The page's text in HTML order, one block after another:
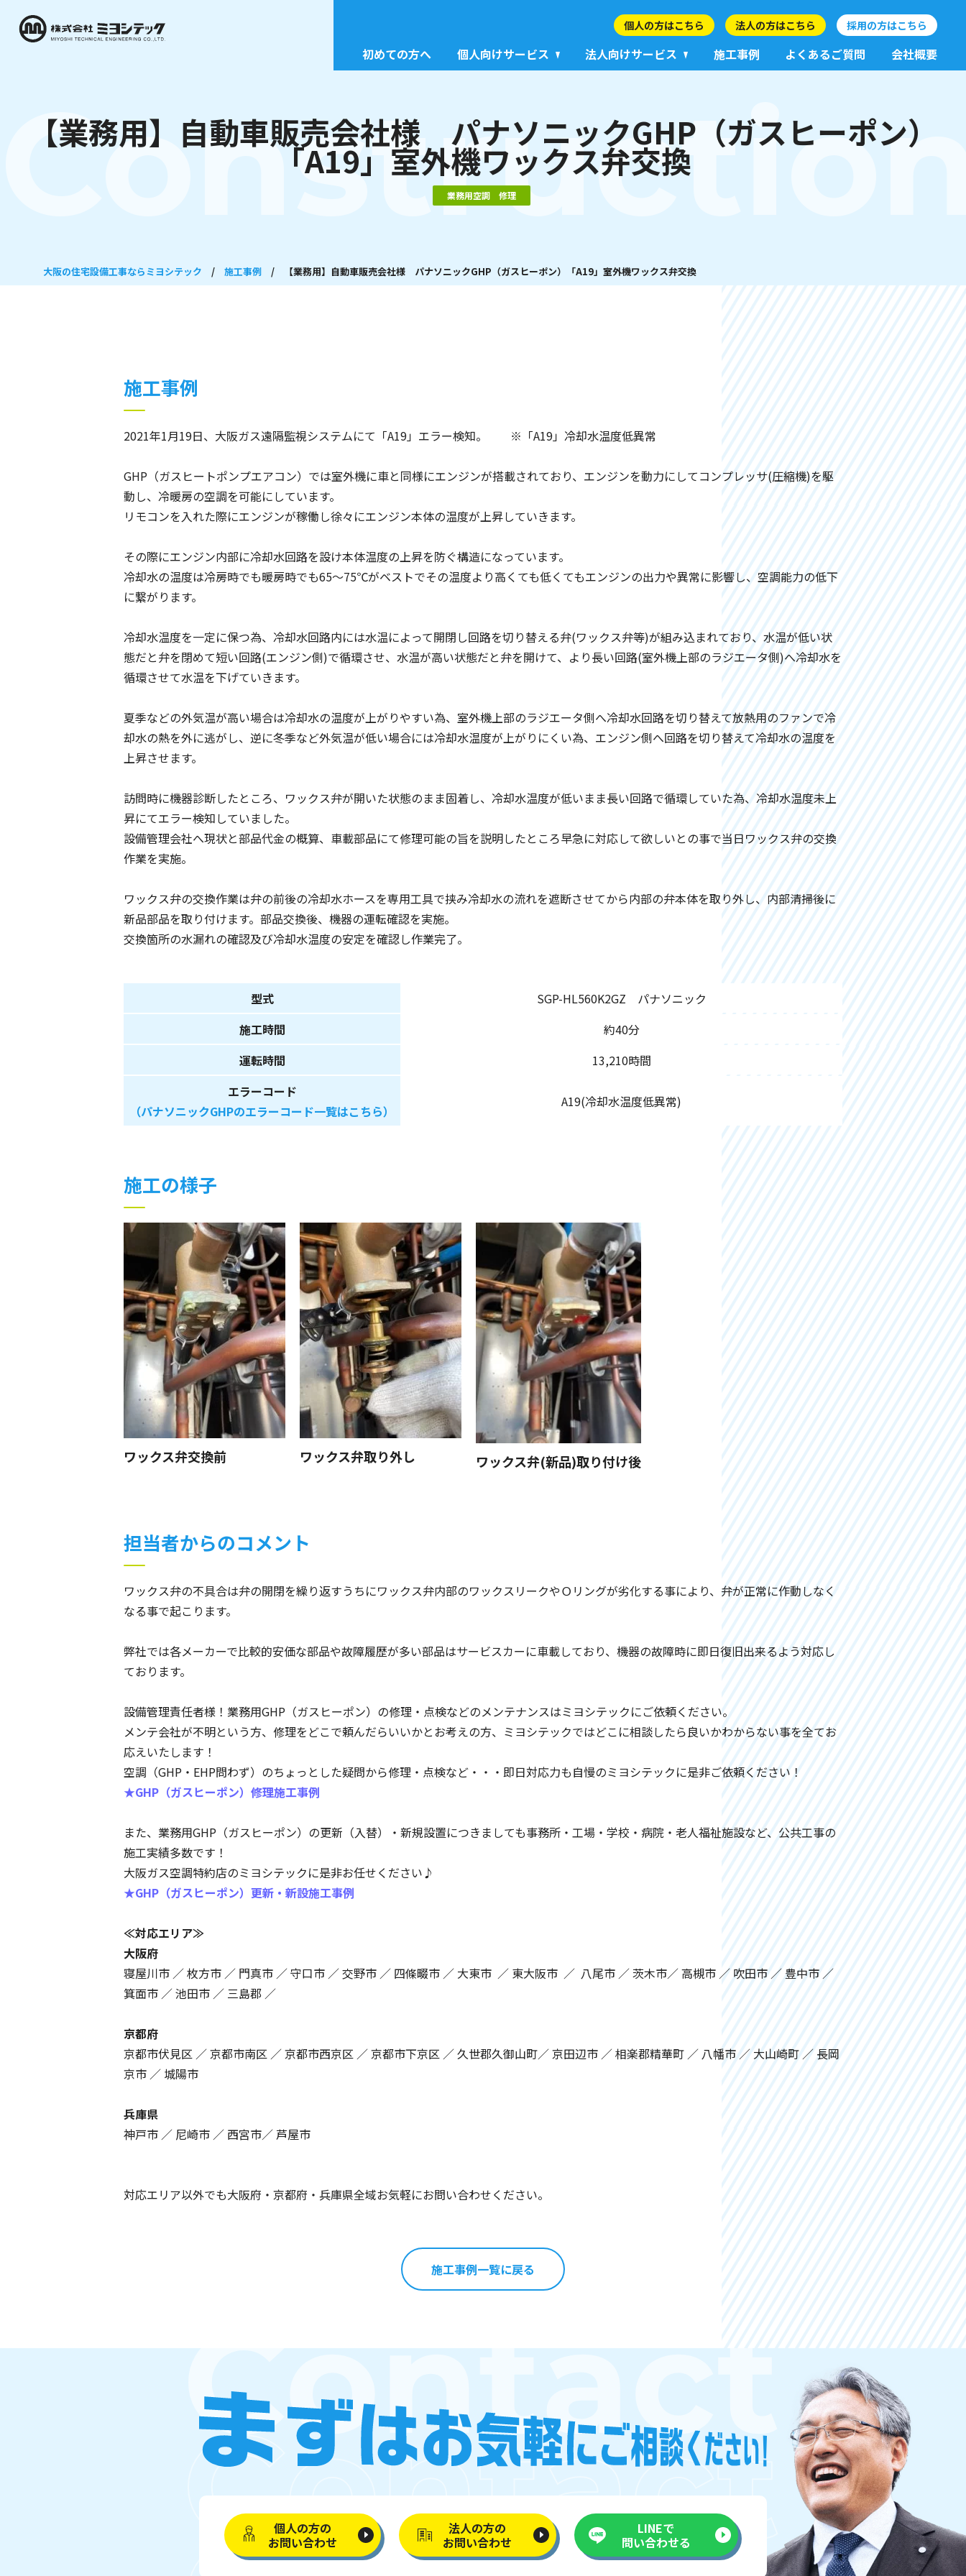
個人の方はこちら 法人の方はこちら 採用の方はこちら
初めての方へ 個人向けサービス 法人向けサービス 施工事例 よくあるご質問 会社概要
【業務用】自動車販売会社様 パナソニックGHP（ガスヒーポン）
「A19」室外機ワックス弁交換
業務用空調 修理
大阪の住宅設備工事ならミヨシテック / 施工事例 / 【業務用】自動車販売会社様 パナソニックGHP（ガスヒーポン）「A19」室外機ワックス弁交換
施工事例
2021年1月19日、大阪ガス遠隔監視システムにて「A19」エラー検知。 ※「A19」冷却水温度低異常
GHP（ガスヒートポンプエアコン）では室外機に車と同様にエンジンが搭載されており、エンジンを動力にしてコンプレッサ(圧縮機)を駆
動し、冷暖房の空調を可能にしています。
リモコンを入れた際にエンジンが稼働し徐々にエンジン本体の温度が上昇していきます。
その際にエンジン内部に冷却水回路を設け本体温度の上昇を防ぐ構造になっています。
冷却水の温度は冷房時でも暖房時でも65～75℃がベストでその温度より高くても低くてもエンジンの出力や異常に影響し、空調能力の低下
に繋がります。
冷却水温度を一定に保つ為、冷却水回路内には水温によって開閉し回路を切り替える弁(ワックス弁等)が組み込まれており、水温が低い状
態だと弁を閉めて短い回路(エンジン側)で循環させ、水温が高い状態だと弁を開けて、より長い回路(室外機上部のラジエータ側)へ冷却水を
循環させて水温を下げていきます。
夏季などの外気温が高い場合は冷却水の温度が上がりやすい為、室外機上部のラジエータ側へ冷却水回路を切り替えて放熱用のファンで冷
却水の熱を外に逃がし、逆に冬季など外気温が低い場合には冷却水温度が上がりにくい為、エンジン側へ回路を切り替えて冷却水の温度を
上昇させます。
訪問時に機器診断したところ、ワックス弁が開いた状態のまま固着し、冷却水温度が低いまま長い回路で循環していた為、冷却水温度未上
昇にてエラー検知していました。
設備管理会社へ現状と部品代金の概算、車載部品にて修理可能の旨を説明したところ早急に対応して欲しいとの事で当日ワックス弁の交換
作業を実施。
ワックス弁の交換作業は弁の前後の冷却水ホースを専用工具で挟み冷却水の流れを遮断させてから内部の弁本体を取り外し、内部清掃後に
新品部品を取り付けます。部品交換後、機器の運転確認を実施。
交換箇所の水漏れの確認及び冷却水温度の安定を確認し作業完了。
型式
SGP-HL560K2GZ パナソニック
施工時間
約40分
運転時間
13,210時間
エラーコード
（パナソニックGHPのエラーコード一覧はこちら）
A19(冷却水温度低異常)
施工の様子
ワックス弁交換前 ワックス弁取り外し ワックス弁(新品)取り付け後
担当者からのコメント
ワックス弁の不具合は弁の開閉を繰り返すうちにワックス弁内部のワックスリークやＯリングが劣化する事により、弁が正常に作動しなく
なる事で起こります。
弊社では各メーカーで比較的安価な部品や故障履歴が多い部品はサービスカーに車載しており、機器の故障時に即日復旧出来るよう対応し
ております。
設備管理責任者様！業務用GHP（ガスヒーポン）の修理・点検などのメンテナンスはミヨシテックにご依頼ください。
メンテ会社が不明という方、修理をどこで頼んだらいいかとお考えの方、ミヨシテックではどこに相談したら良いかわからない事を全てお
応えいたします！
空調（GHP・EHP問わず）のちょっとした疑問から修理・点検など・・・即日対応力も自慢のミヨシテックに是非ご依頼ください！
★GHP（ガスヒーポン）修理施工事例
また、業務用GHP（ガスヒーポン）の更新（入替）・新規設置につきましても事務所・工場・学校・病院・老人福祉施設など、公共工事の
施工実績多数です！
大阪ガス空調特約店のミヨシテックに是非お任せください♪
★GHP（ガスヒーポン）更新・新設施工事例
≪対応エリア≫
大阪府
寝屋川市 ／ 枚方市 ／ 門真市 ／ 守口市 ／ 交野市 ／ 四條畷市 ／ 大東市 ／ 東大阪市 ／ 八尾市 ／ 茨木市／ 高槻市 ／ 吹田市 ／ 豊中市 ／
箕面市 ／ 池田市 ／ 三島郡 ／
京都府
京都市伏見区 ／ 京都市南区 ／ 京都市西京区 ／ 京都市下京区 ／ 久世郡久御山町／ 京田辺市 ／ 相楽郡精華町 ／ 八幡市 ／ 大山崎町 ／ 長岡
京市 ／ 城陽市
兵庫県
神戸市 ／ 尼崎市 ／ 西宮市／ 芦屋市
対応エリア以外でも大阪府・京都府・兵庫県全域お気軽にお問い合わせください。
施工事例一覧に戻る
個人の方の
お問い合わせ
法人の方の
お問い合わせ
LINEで
問い合わせる